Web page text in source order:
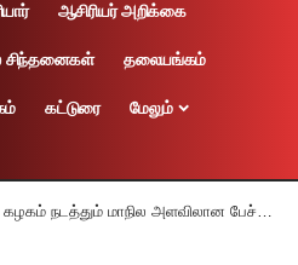
ஆசிரியர் அறிக்கை
சிந்தனைகள் தலையங்கம்
கட்டுரை மேலும்
நடத்தும் மாநில அளவிலான பேச்சுப்போட்டி